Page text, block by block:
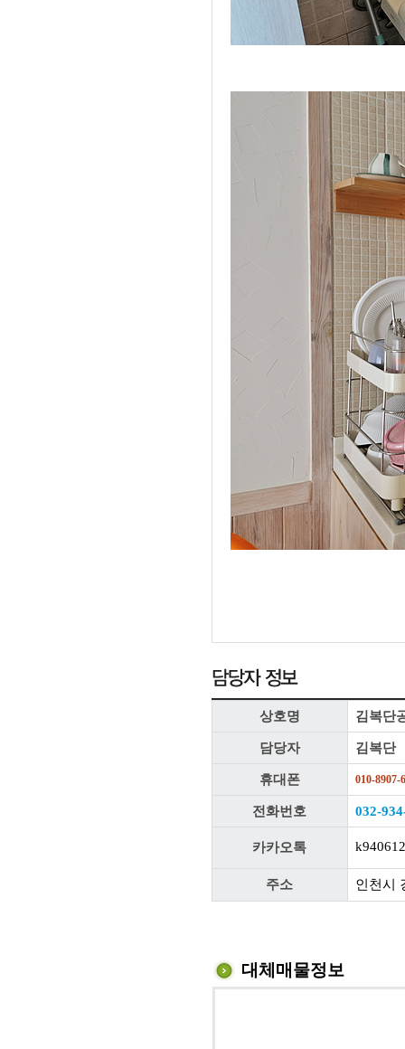
상호명 김복단
담당자 김복단
휴대폰 010-8907-
전화번호 032-
카카오톡
주소 인천시
대체매물정보